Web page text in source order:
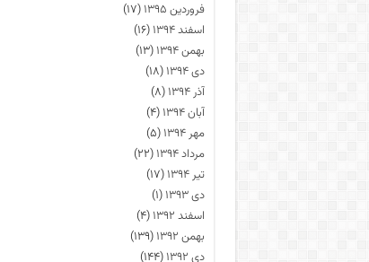
فروردین ۱۳۹۵
(۱۷)
اسفند ۱۳۹۴
(۱۶)
بهمن ۱۳۹۴
(۱۳)
دی ۱۳۹۴
(۱۸)
آذر ۱۳۹۴
(۸)
آبان ۱۳۹۴
(۴)
مهر ۱۳۹۴
(۵)
مرداد ۱۳۹۴
(۲۲)
تیر ۱۳۹۴
(۱۷)
دی ۱۳۹۳
(۱)
اسفند ۱۳۹۲
(۴)
بهمن ۱۳۹۲
(۱۳۹)
دی ۱۳۹۲
(۱۴۴)